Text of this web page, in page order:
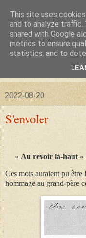
La forêt
"Nous deviendrons
2022-08-20
S'envoler
« Au revoir là-haut »
Ces mots auraient pu être
hommage au grand-père
This site uses
and to analyze traffic.
shared with Google
metrics to ensure
statistics, and to